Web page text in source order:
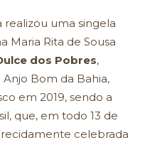
realizou uma singela
Maria Rita de Sousa
dos Pobres,
Bom da Bahia,
em 2019, sendo a
que, em todo 13 de
celebrada